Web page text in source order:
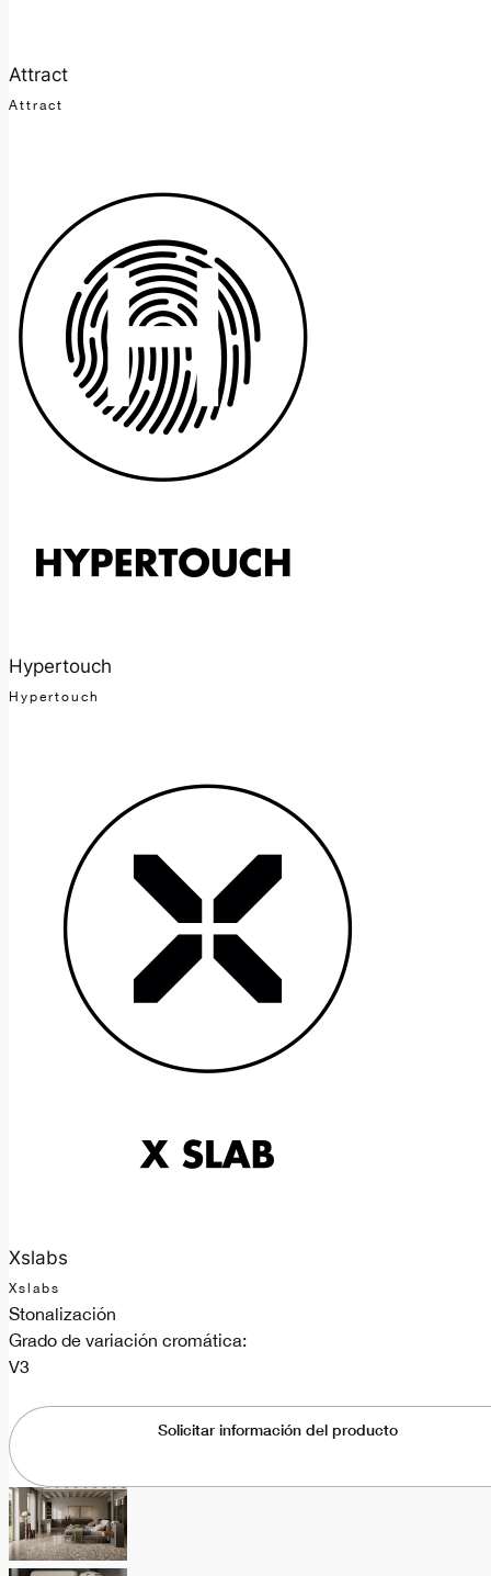
Attract
Attract
Hypertouch
Hypertouch
Xslabs
Xslabs
Stonalización
Grado de variación cromática:
V3
Solicitar información del producto